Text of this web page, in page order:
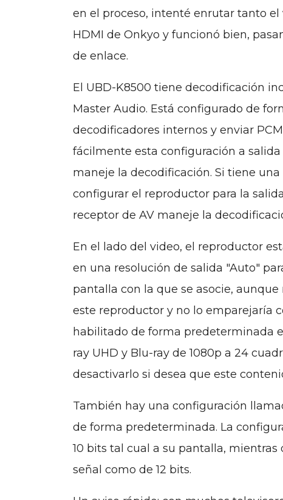
en el proceso, intenté enrutar tanto
HDMI de Onkyo y funcionó bien,
de enlace.
El UBD-K8500 tiene decodificación
Master Audio. Está configurado de
decodificadores internos y enviar
fácilmente esta configuración a
maneje la decodificación. Si tiene
configurar el reproductor para la
receptor de AV maneje la
En el lado del video, el reproductor
en una resolución de salida "Auto"
pantalla con la que se asocie,
este reproductor y no lo emparejaría
habilitado de forma predeterminada
ray UHD y Blu-ray de 1080p a 24
desactivarlo si desea que este
También hay una configuración
de forma predeterminada. La
10 bits tal cual a su pantalla,
señal como de 12 bits.